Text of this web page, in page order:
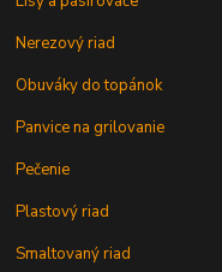
Nerezový riad
Obuváky do topánok
Panvice na grilovanie
Pečenie
Plastový riad
Smaltovaný riad